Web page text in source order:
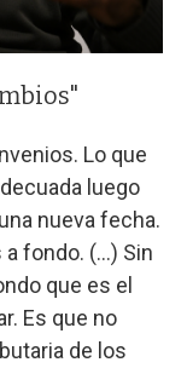
Lo que
luego
nueva fecha.
fondo. (...) Sin
que es el
Es que no
de los